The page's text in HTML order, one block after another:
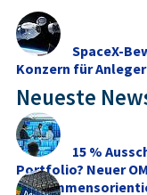
SpaceX-
Konzern für
Neueste
15 %
Portfolio? Neuer